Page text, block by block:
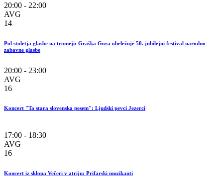
20:00 - 22:00
AVG
14
Pol stoletja glasbe na tromeji: Graška Gora obeležuje 50. jubilejni festival narodno-
zabavne glasbe
20:00 - 23:00
AVG
16
Koncert "Ta stara slovenska pesem": Ljudski pevci Jezerci
17:00 - 18:30
AVG
16
Koncert iz sklopa Večeri v atriju: Prifarski muzikanti